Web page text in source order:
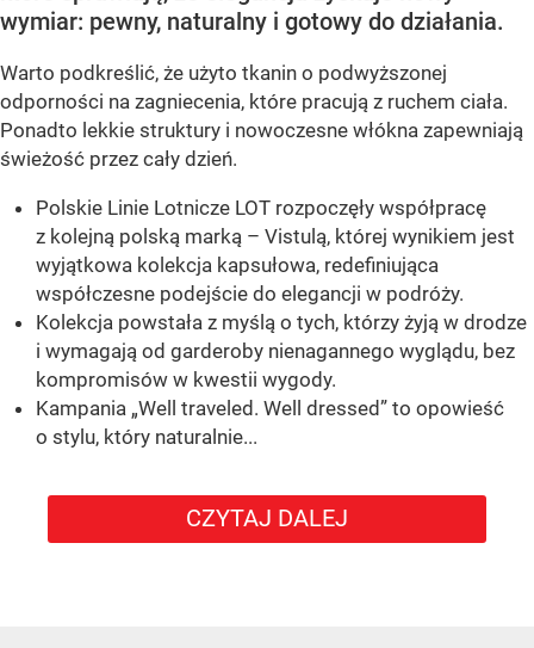
wymiar: pewny, naturalny i gotowy do działania.
Warto podkreślić, że użyto tkanin o podwyższonej
odporności na zagniecenia, które pracują z ruchem ciała.
Ponadto lekkie struktury i nowoczesne włókna zapewniają
świeżość przez cały dzień.
Polskie Linie Lotnicze LOT rozpoczęły współpracę
z kolejną polską marką – Vistulą, której wynikiem jest
wyjątkowa kolekcja kapsułowa, redefiniująca
współczesne podejście do elegancji w podróży.
Kolekcja powstała z myślą o tych, którzy żyją w drodze
i wymagają od garderoby nienagannego wyglądu, bez
kompromisów w kwestii wygody.
Kampania „Well traveled. Well dressed” to opowieść
o stylu, który naturalnie...
CZYTAJ DALEJ